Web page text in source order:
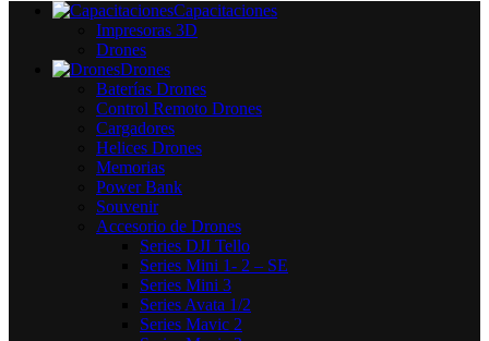
Capacitaciones
Impresoras 3D
Drones
Drones
Baterías Drones
Control Remoto Drones
Cargadores
Helices Drones
Memorias
Power Bank
Souvenir
Accesorio de Drones
Series DJI Tello
Series Mini 1- 2 – SE
Series Mini 3
Series Avata 1/2
Series Mavic 2